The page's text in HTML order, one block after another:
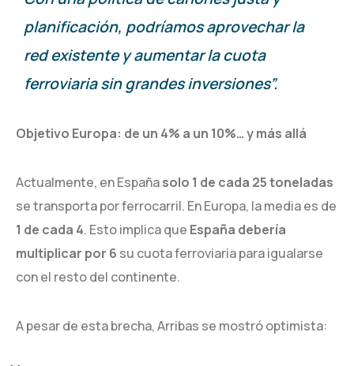
planificación, podríamos aprovechar la
red existente y aumentar la cuota
ferroviaria sin grandes inversiones”.
Objetivo Europa: de un 4% a un 10%… y más allá
Actualmente, en Españasolo 1 de cada 25 toneladas
se transporta por ferrocarril. En Europa, la media es de
1 de cada 4. Esto implica que España debería
multiplicar por 6 su cuota ferroviaria para igualarse
con el resto del continente.
A pesar de esta brecha, Arribas se mostró optimista: